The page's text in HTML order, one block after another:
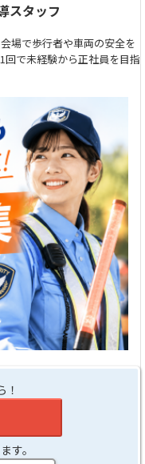
スタッフ
場で歩行者や車両の安全を
で未経験から正社員を目指
！
す。